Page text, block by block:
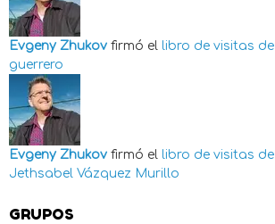
Evgeny Zhukov firmó el libro de visitas de
guerrero
Evgeny Zhukov firmó el libro de visitas de
Jethsabel Vázquez Murillo
GRUPOS